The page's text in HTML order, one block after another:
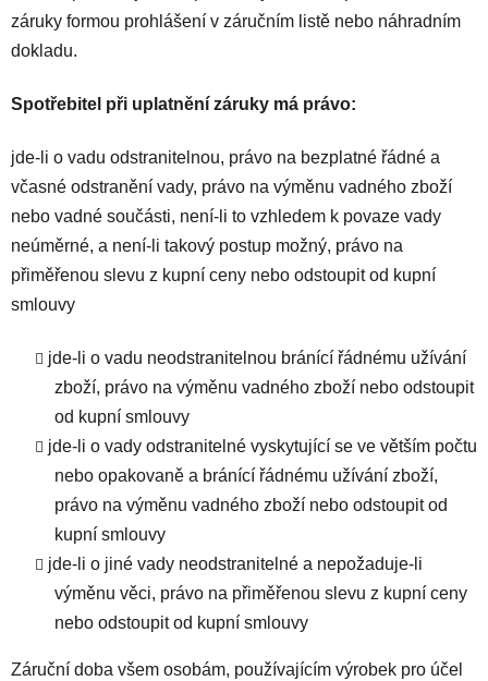
záruky formou prohlášení v záručním listě nebo náhradním
dokladu.
Spotřebitel při uplatnění záruky má právo:
jde-li o vadu odstranitelnou, právo na bezplatné řádné a
včasné odstranění vady, právo na výměnu vadného zboží
nebo vadné součásti, není-li to vzhledem k povaze vady
neúměrné, a není-li takový postup možný, právo na
přiměřenou slevu z kupní ceny nebo odstoupit od kupní
smlouvy
jde-li o vadu neodstranitelnou bránící řádnému užívání
zboží, právo na výměnu vadného zboží nebo odstoupit
od kupní smlouvy
jde-li o vady odstranitelné vyskytující se ve větším počtu
nebo opakovaně a bránící řádnému užívání zboží,
právo na výměnu vadného zboží nebo odstoupit od
kupní smlouvy
jde-li o jiné vady neodstranitelné a nepožaduje-li
výměnu věci, právo na přiměřenou slevu z kupní ceny
nebo odstoupit od kupní smlouvy
Záruční doba všem osobám, používajícím výrobek pro účel